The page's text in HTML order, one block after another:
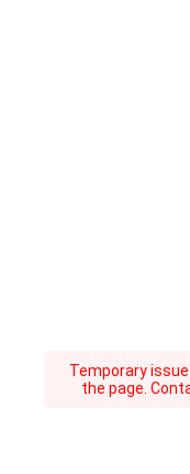
Temporary
the page.